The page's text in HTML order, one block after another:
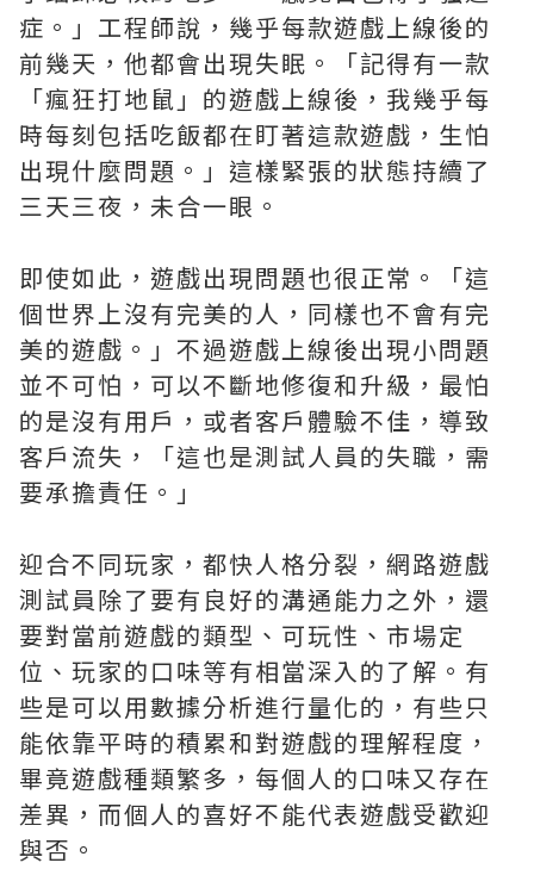
症。」工程師說，幾乎每款遊戲上線後的
前幾天，他都會出現失眠。「記得有一款
「瘋狂打地鼠」的遊戲上線後，我幾乎每
時每刻包括吃飯都在盯著這款遊戲，生怕
出現什麼問題。」這樣緊張的狀態持續了
三天三夜，未合一眼。
即使如此，遊戲出現問題也很正常。「這
個世界上沒有完美的人，同樣也不會有完
美的遊戲。」不過遊戲上線後出現小問題
並不可怕，可以不斷地修復和升級，最怕
的是沒有用戶，或者客戶體驗不佳，導致
客戶流失，「這也是測試人員的失職，需
要承擔責任。」
迎合不同玩家，都快人格分裂，網路遊戲
測試員除了要有良好的溝通能力之外，還
要對當前遊戲的類型、可玩性、市場定
位、玩家的口味等有相當深入的了解。有
些是可以用數據分析進行量化的，有些只
能依靠平時的積累和對遊戲的理解程度，
畢竟遊戲種類繁多，每個人的口味又存在
差異，而個人的喜好不能代表遊戲受歡迎
與否。